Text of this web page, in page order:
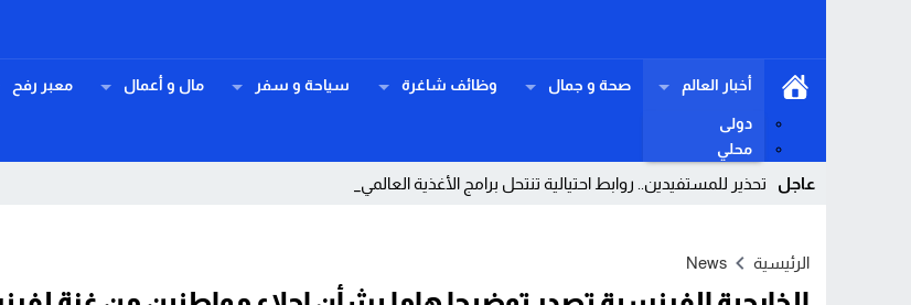
أخبار العالم
دولى
محلي
صحة و جمال وظائف شاغرة سياحة و سفر مال و أعمال معبر رفح
عاجل تحذير للمستفيدين.. روابط احتيالية تنتحل برامج الأغذية العالمي والمساعدات _
Previousالرئيسية News